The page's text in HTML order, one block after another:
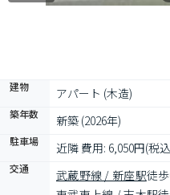
建物 アパート (木造)
築年数 新築 (2026年)
駐車場 近隣 費用: 6,050円(税
交通 武蔵野線 / 新座駅徒